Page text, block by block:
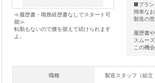
≪履歴書・職務経歴書なしでスタート可
能≫
転勤もないので腰を据えて続けられます
よ。
■ブラン
簡単な
製造の
履歴書
スムー
この機
職種 製造スタッフ（組立